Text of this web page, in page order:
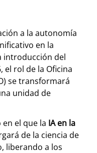
a la autonomía
en la
introducción del
el rol de la Oficina
se transformará
unidad de
el que la IA en la
de la ciencia de
liberando a los